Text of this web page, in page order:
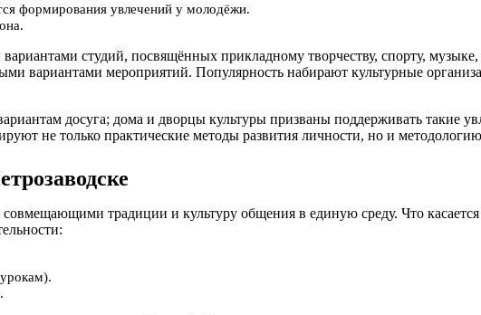
формирования увлечений у молодёжи.
студий, посвящённых прикладному творчеству, спорту,
вариантами мероприятий. Популярность набирают культурные
досуга; дома и дворцы культуры призваны поддерживать такие
не только практические методы развития личности, но и
традиции и культуру общения в единую среду. Что касается